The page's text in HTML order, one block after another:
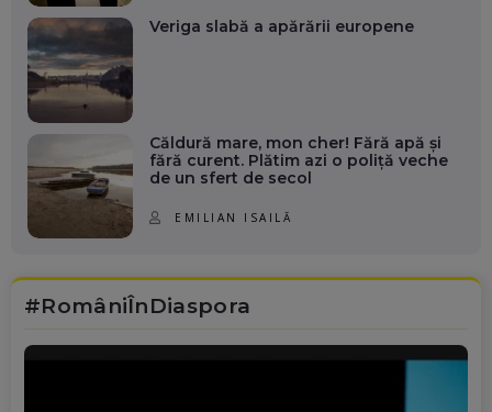
Veriga slabă a apărării europene
Căldură mare, mon cher! Fără apă și
fără curent. Plătim azi o poliță veche
de un sfert de secol
EMILIAN ISAILĂ
#RomâniÎnDiaspora